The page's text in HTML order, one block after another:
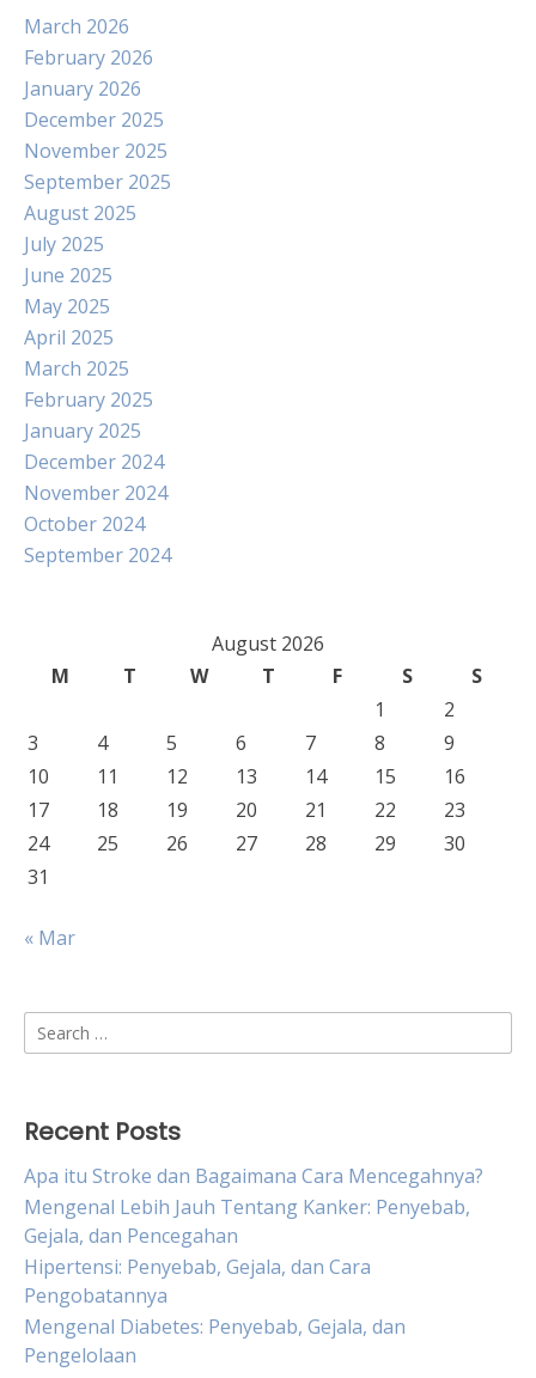
March 2026
February 2026
January 2026
December 2025
November 2025
September 2025
August 2025
July 2025
June 2025
May 2025
April 2025
March 2025
February 2025
January 2025
December 2024
November 2024
October 2024
September 2024
August 2026
M
T W T F S
S
1
2
3
4 5 6 7 8
9
10
11 12 13 14 15
16
17
18 19 20 21 22
23
24
25 26 27 28 29
30
31
« Mar
Search
for:
Recent Posts
Apa itu Stroke dan Bagaimana Cara Mencegahnya?
Mengenal Lebih Jauh Tentang Kanker: Penyebab,
Gejala, dan Pencegahan
Hipertensi: Penyebab, Gejala, dan Cara
Pengobatannya
Mengenal Diabetes: Penyebab, Gejala, dan
Pengelolaan